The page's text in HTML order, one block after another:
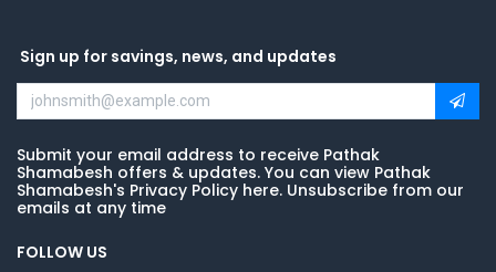
Sign up for savings, news, and updates
Submit your email address to receive Pathak
Shamabesh offers & updates. You can view Pathak
Shamabesh's Privacy Policy here. Unsubscribe from our
emails at any time
FOLLOW US